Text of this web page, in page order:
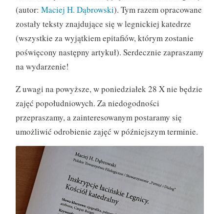
(autor: Maciej H. Dąbrowski). Tym razem opracowane
zostały teksty znajdujące się w legnickiej katedrze
(wszystkie za wyjątkiem epitafiów, którym zostanie
poświęcony następny artykuł). Serdecznie zapraszamy
na wydarzenie!
Z uwagi na powyższe, w poniedziałek 28 X nie będzie
zajęć popołudniowych. Za niedogodności
przepraszamy, a zainteresowanym postaramy się
umożliwić odrobienie zajęć w późniejszym terminie.